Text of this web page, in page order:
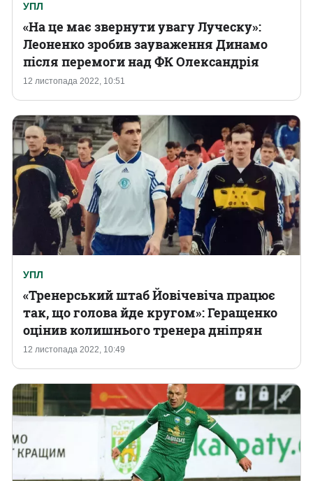
УПЛ
12 листопада 2022, 10:51
«На це має звернути увагу Луческу»:
Леоненко зробив зауваження Динамо
після перемоги над ФК Олександрія
УПЛ
12 листопада 2022, 10:49
«Тренерський штаб Йовічевіча працює
так, що голова йде кругом»: Геращенко
оцінив колишнього тренера дніпрян